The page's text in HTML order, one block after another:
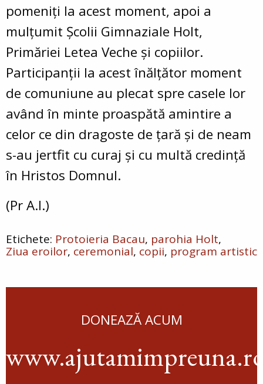
pomeniţi la acest moment, apoi a
mulţumit Şcolii Gimnaziale Holt,
Primăriei Letea Veche şi copiilor.
Participanţii la acest înălţător moment
de comuniune au plecat spre casele lor
având în minte proaspătă amintire a
celor ce din dragoste de ţară şi de neam
s-au jertfit cu curaj şi cu multă credinţă
în Hristos Domnul.
(Pr A.I.)
Protoieria Bacau parohia Holt
Ziua eroilor ceremonial copii program artistic
DONEAZĂ ACUM